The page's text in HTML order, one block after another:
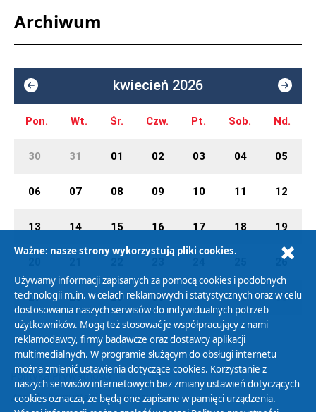
Archiwum
kwiecień 2026
Pon. Wt. Śr. Czw. Pt. Sob. Nd.
30 31 01 02 03 04 05
06 07 08 09 10 11 12
13 14 15 16 17 18 19
26
27 28 29 30 01 02 03
Polityka Prywatności
Zasady korzystania z Serwisu
Ważne: nasze strony wykorzystują pliki cookies.
Używamy informacji zapisanych za pomocą cookies i podobnych
technologii m.in. w celach reklamowych i statystycznych oraz w celu
dostosowania naszych serwisów do indywidualnych potrzeb
użytkowników. Mogą też stosować je współpracujący z nami
reklamodawcy, firmy badawcze oraz dostawcy aplikacji
multimedialnych. W programie służącym do obsługi internetu
można zmienić ustawienia dotyczące cookies. Korzystanie z
naszych serwisów internetowych bez zmiany ustawień dotyczących
cookies oznacza, że będą one zapisane w pamięci urządzenia.